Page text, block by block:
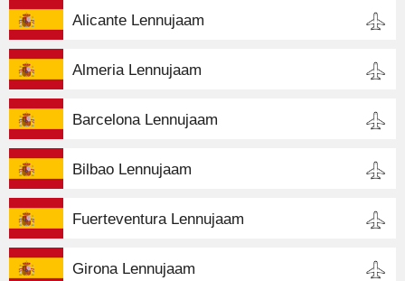
Alicante Lennujaam
Almeria Lennujaam
Barcelona Lennujaam
Bilbao Lennujaam
Fuerteventura Lennujaam
Girona Lennujaam